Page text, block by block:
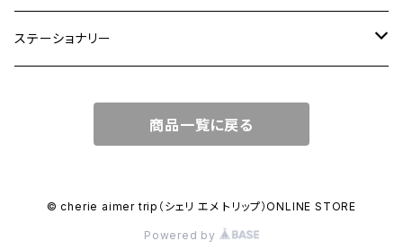
ワンハンドルバッグ
リュック
中皿
カップ
花瓶・フラワーベース
ステーショナリー
マガジンカバー
商品一覧に戻る
© cherie aimer trip（シェリ エメ トリップ）ONLINE STORE
Powered by